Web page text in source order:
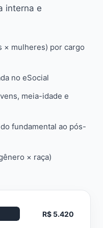
interna e
× mulheres) por cargo
no eSocial
meia-idade e
fundamental ao pós-
× raça)
R$ 5.420